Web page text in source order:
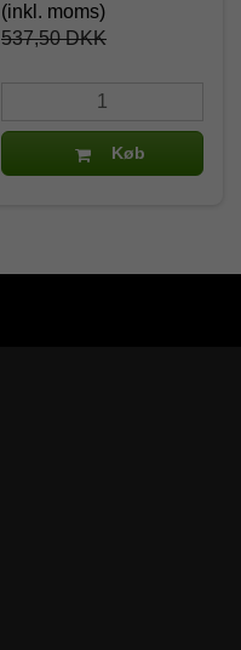
537,50 DKK
(inkl. moms)
Køb